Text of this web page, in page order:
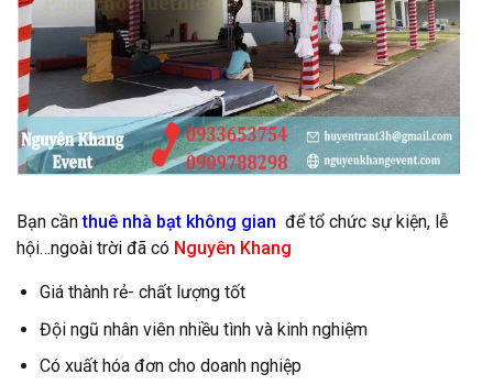
Bạn cầnthuê nhà bạt không gian để tổ chức sự kiện, lễ
hội…ngoài trời đã có Nguyên Khang
Giá thành rẻ- chất lượng tốt
Đội ngũ nhân viên nhiều tình và kinh nghiệm
Có xuất hóa đơn cho doanh nghiệp